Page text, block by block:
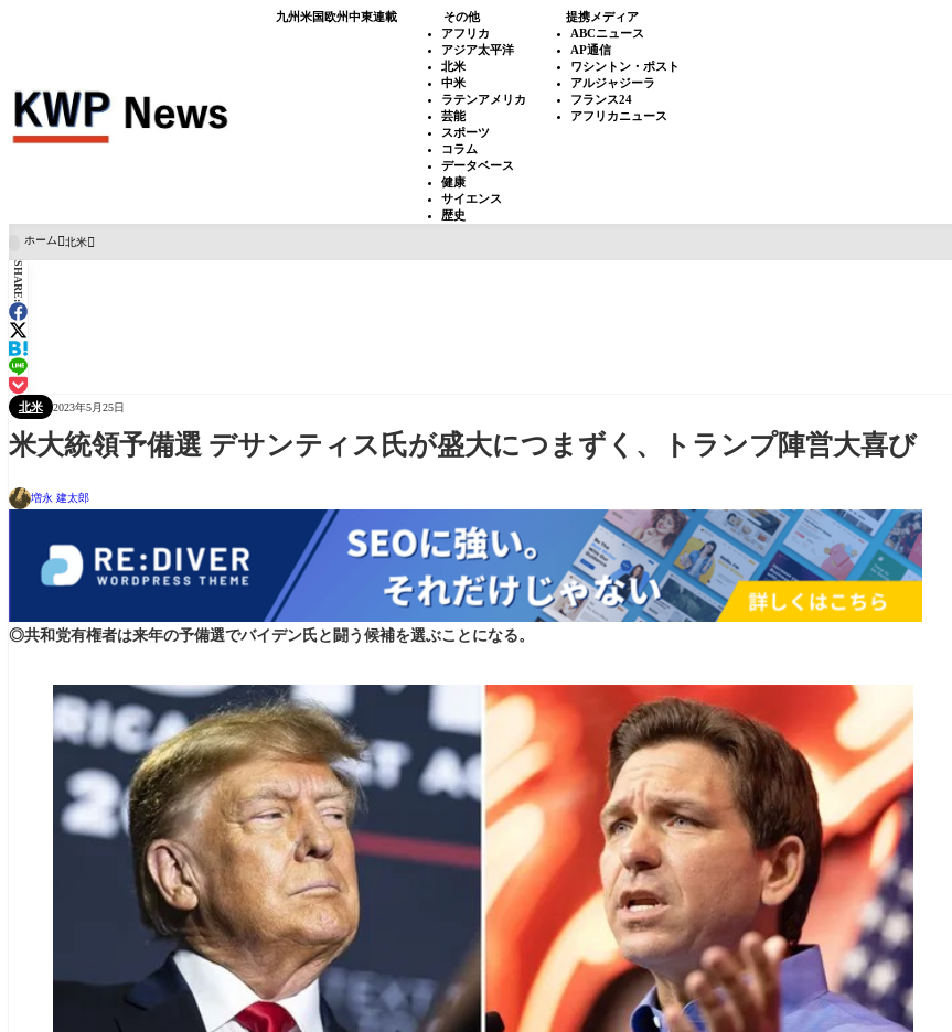
九州米国欧州中東連載
その他
アフリカ
アジア太平洋
北米
中米
ラテンアメリカ
芸能
スポーツ
コラム
データベース
健康
サイエンス
歴史
提携メディア
ABCニュース
AP通信
ワシントン・ポスト
アルジャジーラ
フランス24
アフリカニュース
ホーム 北米
SHARE:
北米 2023年5月25日
米大統領予備選 デサンティス氏が盛大につまずく、トランプ陣営大喜び
増永 建太郎
◎共和党有権者は来年の予備選でバイデン氏と闘う候補を選ぶことになる。